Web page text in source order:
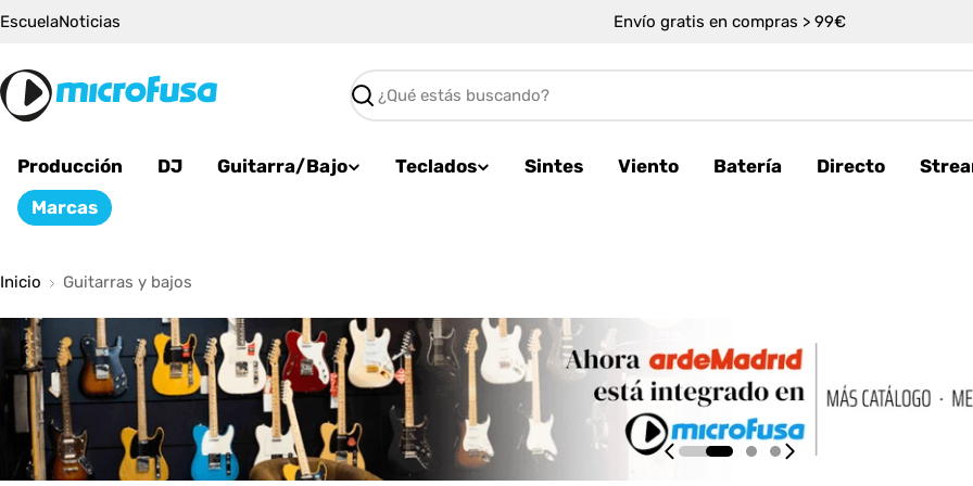
Saltar
EscuelaNoticias Envío gratis en compras > 99€
Buscar
Producción DJ Guitarra/Bajo Teclados Sintes Viento Batería Directo
Marcas
Inicio Guitarras y bajos